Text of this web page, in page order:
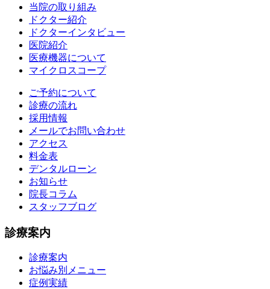
当院の取り組み
ドクター紹介
ドクターインタビュー
医院紹介
医療機器について
マイクロスコープ
ご予約について
診療の流れ
採用情報
メールでお問い合わせ
アクセス
料金表
デンタルローン
お知らせ
院長コラム
スタッフブログ
診療案内
診療案内
お悩み別メニュー
症例実績